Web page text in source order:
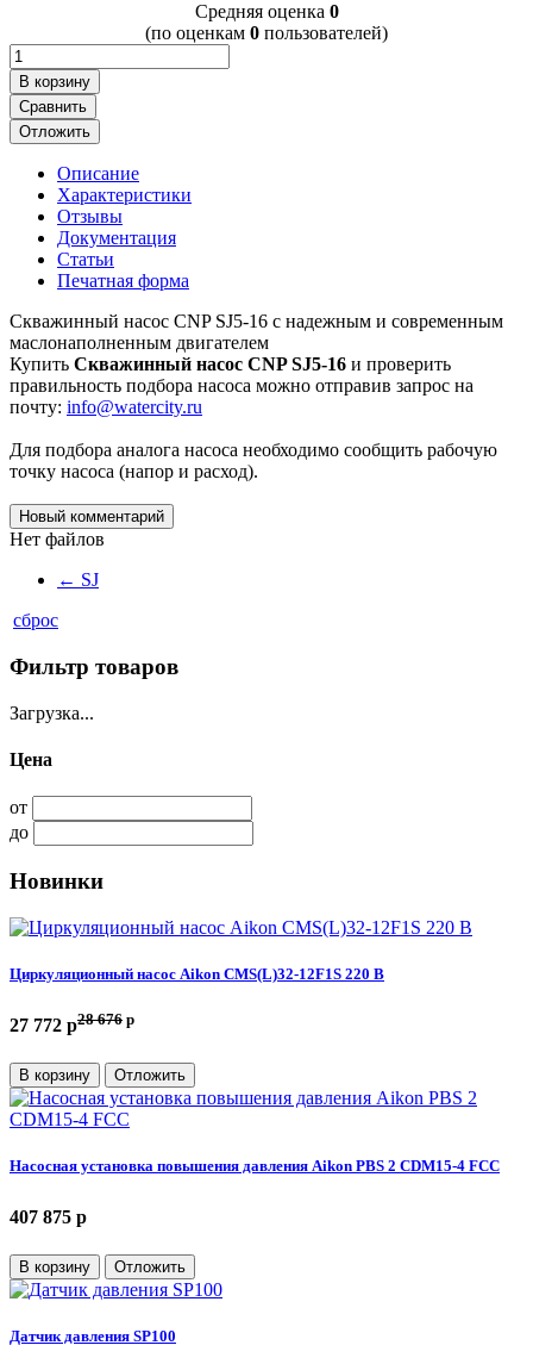
Cредняя оценка 0
(по оценкам 0 пользователей)
В корзину
Сравнить
Отложить
Описание
Характеристики
Отзывы
Документация
Статьи
Печатная форма
Скважинный насос CNP SJ5-16 с надежным и современным
маслонаполненным двигателем
Купить Скважинный насос CNP SJ5-16 и проверить
правильность подбора насоса можно отправив запрос на
почту: info@watercity.ru
Для подбора аналога насоса необходимо сообщить рабочую
точку насоса (напор и расход).
Новый комментарий
Нет файлов
← SJ
сброс
Фильтр товаров
Загрузка...
Цена
от
до
Новинки
Циркуляционный насос Aikon CMS(L)32-12F1S 220 В
27 772 p28 676 p
В корзину Отложить
Насосная установка повышения давления Aikon PBS 2 CDM15-4 FCC
407 875 p
В корзину Отложить
Датчик давления SP100